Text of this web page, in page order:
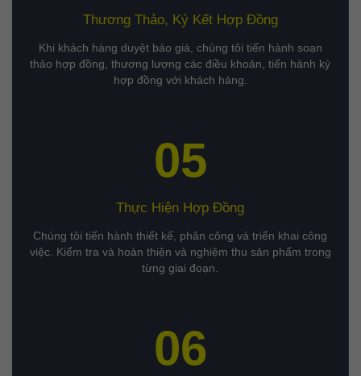
Thương Thảo, Ký Kết Hợp Đồng
Khi khách hàng duyệt báo giá, chúng tôi tiến hành soạn
thảo hợp đồng, thương lượng các điều khoản, tiến hành ký
hợp đồng với khách hàng.
05
Thực Hiện Hợp Đồng
Chúng tôi tiến hành thiết kế, phân công và triển khai công
việc. Kiểm tra và hoàn thiện và nghiệm thu sản phẩm trong
từng giai đoạn.
06